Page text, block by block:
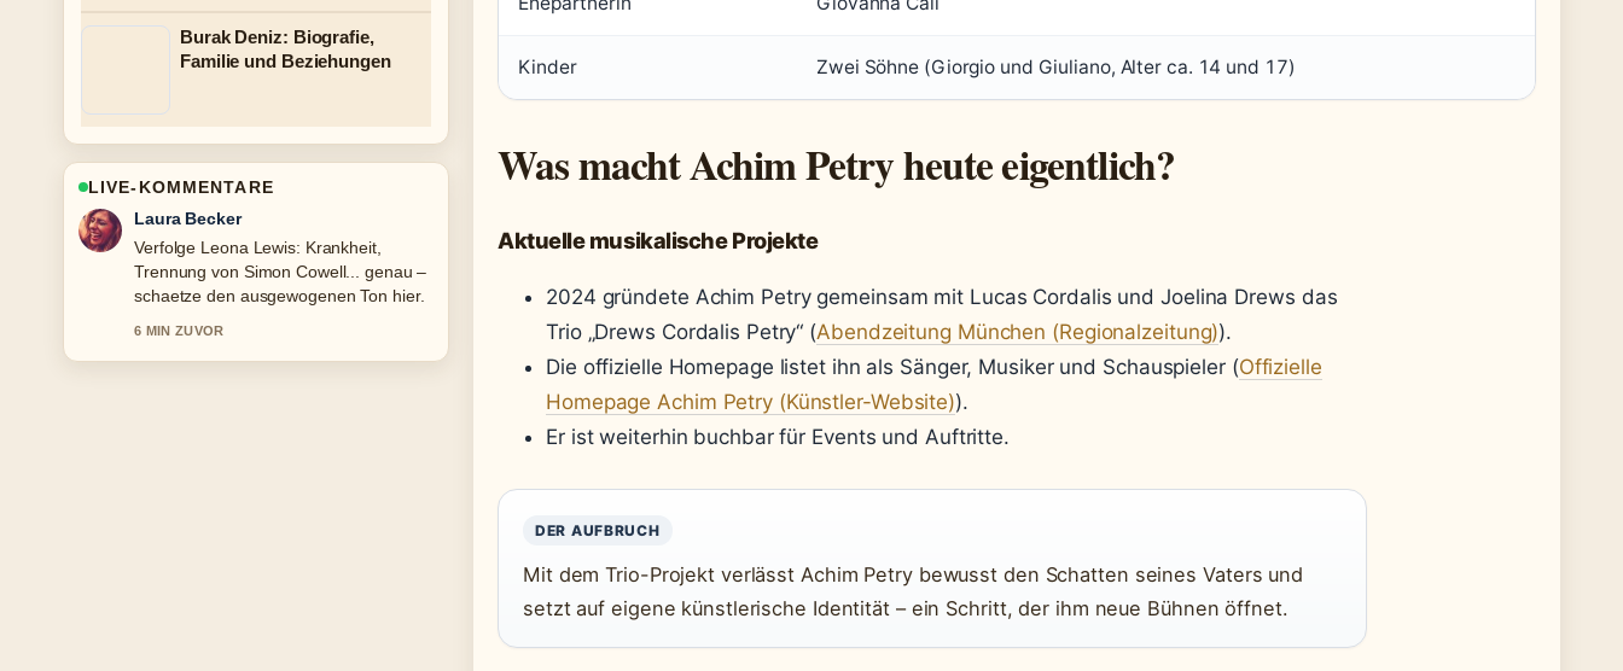
Kinder Zwei Söhne (Giorgio und Giuliano, Alter ca. 14 und 17)
Was macht Achim Petry heute eigentlich?
Aktuelle musikalische Projekte
2024 gründete Achim Petry gemeinsam mit Lucas Cordalis und Joelina Drews das
Trio „Drews Cordalis Petry“ (Abendzeitung München (Regionalzeitung)).
Die offizielle Homepage listet ihn als Sänger, Musiker und Schauspieler (Offizielle
Homepage Achim Petry (Künstler-Website)).
Er ist weiterhin buchbar für Events und Auftritte.
DER AUFBRUCH
Mit dem Trio-Projekt verlässt Achim Petry bewusst den Schatten seines Vaters und
setzt auf eigene künstlerische Identität – ein Schritt, der ihm neue Bühnen öffnet.
Burak Deniz: Biografie,
Familie und Beziehungen
LIVE-KOMMENTARE
Nico Hoffmann
Hilfreicher Kontext zu Ibrahim Tatlises:
Leben, Attentat und Vermögen –....
Bitte haltet diesen Liveticker aktuell.
8 MIN ZUVOR